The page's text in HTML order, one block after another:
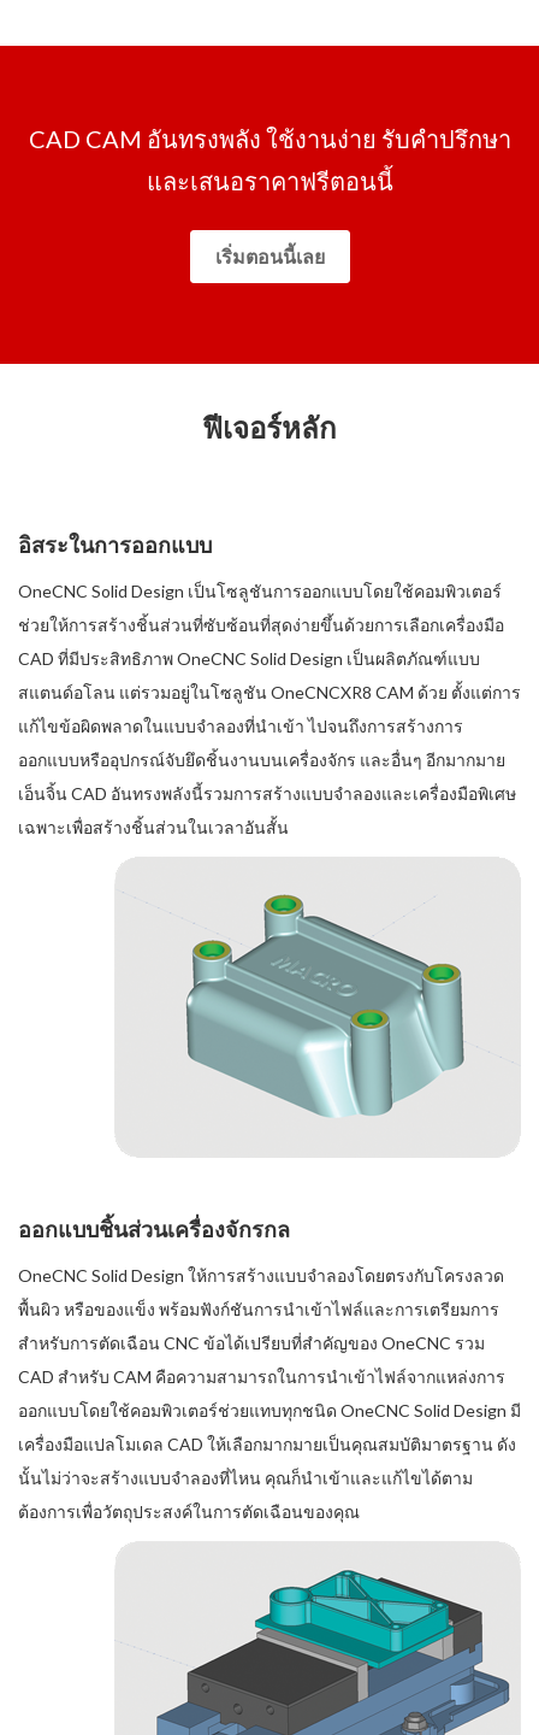
CAD CAM อันทรงพลัง ใช้งานง่าย รับคำปรึกษา
และเสนอราคาฟรีตอนนี้
เริ่มตอนนี้เลย
ฟีเจอร์หลัก
อิสระในการออกแบบ
OneCNC Solid Design เป็นโซลูชันการออกแบบโดยใช้คอมพิวเตอร์
ช่วยให้การสร้างชิ้นส่วนที่ซับซ้อนที่สุดง่ายขึ้นด้วยการเลือกเครื่องมือ
CAD ที่มีประสิทธิภาพ OneCNC Solid Design เป็นผลิตภัณฑ์แบบ
สแตนด์อโลน แต่รวมอยู่ในโซลูชัน OneCNCXR8 CAM ด้วย ตั้งแต่การ
แก้ไขข้อผิดพลาดในแบบจำลองที่นำเข้า ไปจนถึงการสร้างการ
ออกแบบหรืออุปกรณ์จับยึดชิ้นงานบนเครื่องจักร และอื่นๆ อีกมากมาย
เอ็นจิ้น CAD อันทรงพลังนี้รวมการสร้างแบบจำลองและเครื่องมือพิเศษ
เฉพาะเพื่อสร้างชิ้นส่วนในเวลาอันสั้น
ออกแบบชิ้นส่วนเครื่องจักรกล
OneCNC Solid Design ให้การสร้างแบบจำลองโดยตรงกับโครงลวด
พื้นผิว หรือของแข็ง พร้อมฟังก์ชันการนำเข้าไฟล์และการเตรียมการ
สำหรับการตัดเฉือน CNC ข้อได้เปรียบที่สำคัญของ OneCNC รวม
CAD สำหรับ CAM คือความสามารถในการนำเข้าไฟล์จากแหล่งการ
ออกแบบโดยใช้คอมพิวเตอร์ช่วยแทบทุกชนิด OneCNC Solid Design มี
เครื่องมือแปลโมเดล CAD ให้เลือกมากมายเป็นคุณสมบัติมาตรฐาน ดัง
นั้นไม่ว่าจะสร้างแบบจำลองที่ไหน คุณก็นำเข้าและแก้ไขได้ตาม
ต้องการเพื่อวัตถุประสงค์ในการตัดเฉือนของคุณ